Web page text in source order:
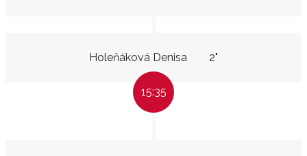
Holeňáková Denisa 2"
15:35